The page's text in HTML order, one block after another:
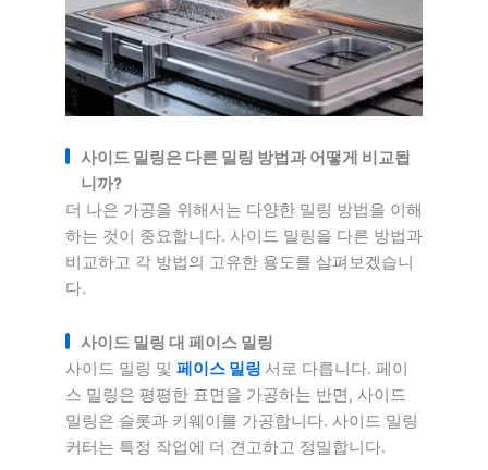
사이드 밀링은 다른 밀링 방법과 어떻게 비교됩
니까?
더 나은 가공을 위해서는 다양한 밀링 방법을 이해
하는 것이 중요합니다. 사이드 밀링을 다른 방법과
비교하고 각 방법의 고유한 용도를 살펴보겠습니
다.
사이드 밀링 대 페이스 밀링
사이드 밀링 및 페이스 밀링 서로 다릅니다. 페이
스 밀링은 평평한 표면을 가공하는 반면, 사이드
밀링은 슬롯과 키웨이를 가공합니다. 사이드 밀링
커터는 특정 작업에 더 견고하고 정밀합니다.